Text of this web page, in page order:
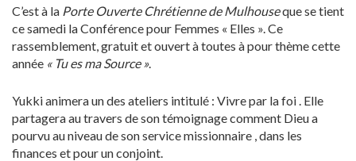
C’est à la Porte Ouverte Chrétienne de Mulhouseque se tient
ce samedi la Conférence pour Femmes « Elles ». Ce
rassemblement, gratuit et ouvert à toutes à pour thème cette
année « Tu es ma Source ».
Yukki animera un des ateliers intitulé : Vivre par la foi . Elle
partagera au travers de son témoignage comment Dieu a
pourvu au niveau de son service missionnaire , dans les
finances et pour un conjoint.